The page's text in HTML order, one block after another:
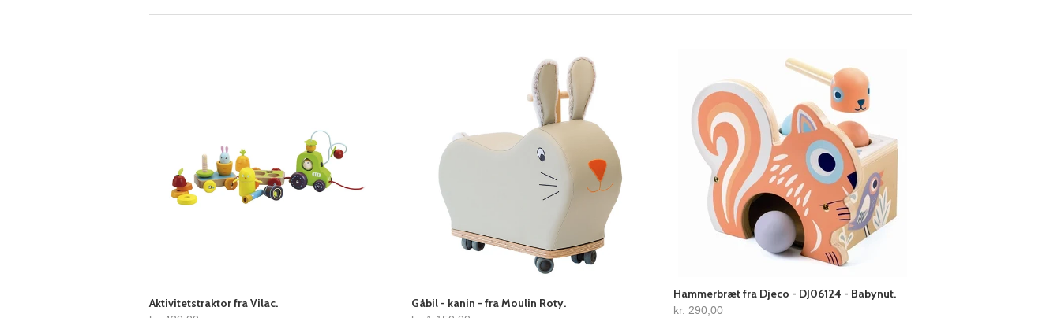
Aktivitetstraktor fra Vilac. Gåbil - kanin - fra Moulin Roty.
Hammerbræt fra Djeco - DJ06124 - Babynut.
kr. 290,00